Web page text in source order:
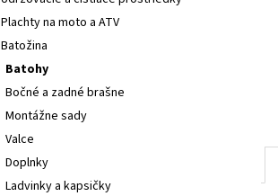
Plachty na moto a ATV
Batožina
Batohy
Bočné a zadné brašne
Montážne sady
Valce
Doplnky
Ladvinky a kapsičky